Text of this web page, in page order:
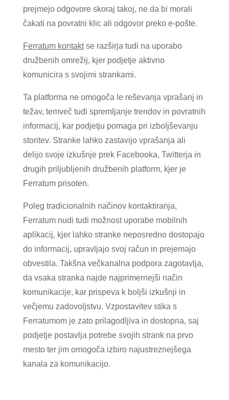
prejmejo odgovore skoraj takoj, ne da bi morali
čakati na povratni klic ali odgovor preko e-pošte.
Ferratum kontaktse razširja tudi na uporabo
družbenih omrežij, kjer podjetje aktivno
komunicira s svojimi strankami.
Ta platforma ne omogoča le reševanja vprašanj in
težav, temveč tudi spremljanje trendov in povratnih
informacij, kar podjetju pomaga pri izboljševanju
storitev. Stranke lahko zastavijo vprašanja ali
delijo svoje izkušnje prek Facebooka, Twitterja in
drugih priljubljenih družbenih platform, kjer je
Ferratum prisoten.
Poleg tradicionalnih načinov kontaktiranja,
Ferratum nudi tudi možnost uporabe mobilnih
aplikacij, kjer lahko stranke neposredno dostopajo
do informacij, upravljajo svoj račun in prejemajo
obvestila. Takšna večkanalna podpora zagotavlja,
da vsaka stranka najde najprimernejši način
komunikacije, kar prispeva k boljši izkušnji in
večjemu zadovoljstvu. Vzpostavitev stika s
Ferratumom je zato prilagodljiva in dostopna, saj
podjetje postavlja potrebe svojih strank na prvo
mesto ter jim omogoča izbiro najustreznejšega
kanala za komunikacijo.